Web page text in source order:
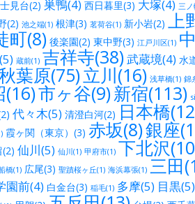
見台(2) 巣鴨(4) 西日暮里(3) 大塚(4) 三ノ
(2) 池之端(1) 根津(3) 茗荷谷(1) 新小岩(2) 上
町(8) 後楽園(2) 東中野(3) 江戸川区(1)
蔵前(1) 吉祥寺(38)武蔵境(4) 水
葉原(75)立川(16) 浅草橋(1) 錦
(16)市ヶ谷(9)新宿(113)
代々木(5) 清澄白河(2) 日本橋
霞ヶ関（東京）(3) 赤坂(8)銀座
(2) 仙川(5) 仙川(1) 甲府市(1) 下北沢
橋(1) 広尾(3) 聖蹟桜ヶ丘(1) 海浜幕張(1) 三田
園前(4) 白金台(3) 稲毛(1) 多摩(5) 目黒(5)